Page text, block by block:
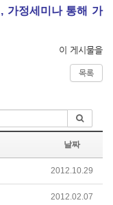
가정세미나 통해 가
이 게시물을
목록
날짜
2012.10.29
2012.02.07